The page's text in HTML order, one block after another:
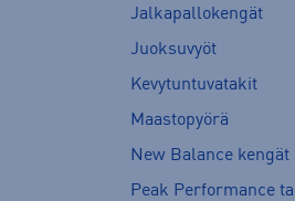
Jalkapallokengät
Juoksuvyöt
Kevytuntuvatakit
Maastopyörä
New Balance kengät
Peak Performance